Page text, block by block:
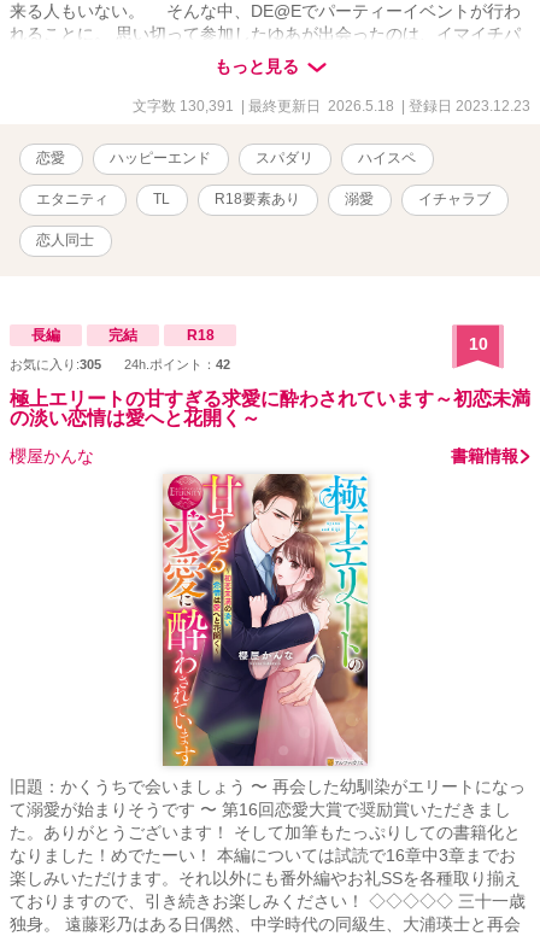
来る人もいない。 そんな中、DE@Eでパーティーイベントが行わ
れることに。 思い切って参加したゆあが出会ったのは、イマイチパ
ッとしないもののどこか安心感のある一人の男性だった。 彼の名前
は【成瀬ハルト】。 意気投合した二人は、実際にマッチングアプリ
でマッチを試みると相性抜群、話も合いイベント後にお酒を飲み直
いはずがなく……。 翌日、少しばかりの罪悪感を抱えたまま会社
に出社すると、突然社長から呼び出されたゆあ。 恐る恐る訪ねる
と、そこには見覚えのある顔が――！ 「僕と結婚してほしい」 そ
の声も仕草も顔も、前日一夜を共にしたハルトと全く同じものだっ
た。 了承したゆあだったが、社内で人気、しかも社長となれば、
簡単に物事が進むはずもなく。。。 ※※※※※※※※※※ ムーンラ
TL NL 日常 R-18 玉の輿 ハイスぺ スパダリ 溺愛
もっと見る
文字数 130,391 | 最終更新日 2026.5.18 | 登録日 2023.12.23
恋愛 ハッピーエンド スパダリ ハイスペ
エタニティ TL R18要素あり 溺愛 イチャラブ
恋人同士
長編 完結 R18
お気に入り:305 24h.ポイント： 42
10
極上エリートの甘すぎる求愛に酔わされています～初恋未満
の淡い恋情は愛へと花開く～
櫻屋かんな 書籍情報
旧題：かくうちで会いましょう 〜 再会した幼馴染がエリートになっ
て溺愛が始まりそうです 〜 第16回恋愛大賞で奨励賞いただきまし
た。ありがとうございます！ そして加筆もたっぷりしての書籍化と
なりました！めでたーい！ 本編については試読で16章中3章までお
楽しみいただけます。それ以外にも番外編やお礼SSを各種取り揃え
ておりますので、引き続きお楽しみください！ ◇◇◇◇◇ 三十一歳
独身。 遠藤彩乃はある日偶然、中学時代の同級生、大浦瑛士と再会